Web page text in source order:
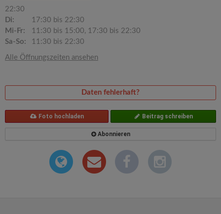
22:30
Di:
17:30 bis 22:30
Mi-Fr:
11:30 bis 15:00, 17:30 bis 22:30
Sa-So:
11:30 bis 22:30
Alle Öffnungszeiten ansehen
Daten fehlerhaft?
Foto hochladen Beitrag schreiben
Abonnieren
i